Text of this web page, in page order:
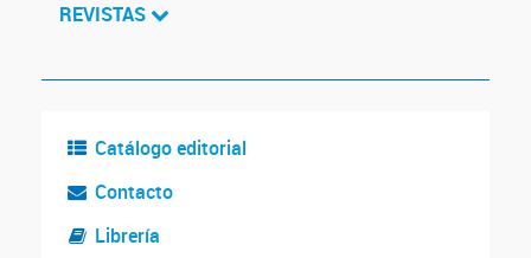
REVISTAS
Catálogo editorial
Contacto
Librería